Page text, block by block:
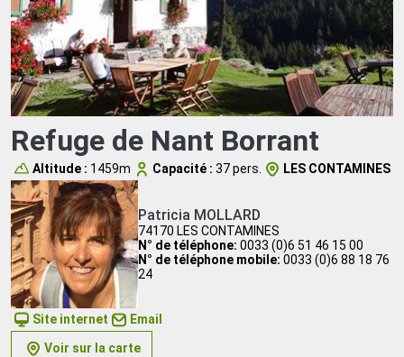
Refuge de Nant Borrant
Altitude : 1459m Capacité : 37 pers. LES CONTAMINES
Patricia MOLLARD
74170 LES CONTAMINES
N° de téléphone: 0033 (0)6 51 46 15 00
N° de téléphone mobile: 0033 (0)6 88 18 76
24
Site internet Email
Voir sur la carte